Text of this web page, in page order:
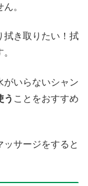
。
拭き取りたい！拭
がいらないシャン
う ことをおすすめ
サージをすると